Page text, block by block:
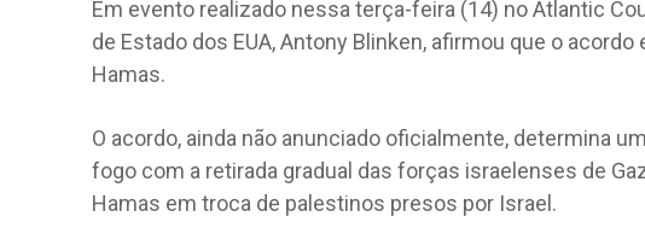
Em evento realizado nessa terça-feira (14) no Atlantic
de Estado dos EUA, Antony Blinken, afirmou que o
Hamas.
O acordo, ainda não anunciado oficialmente, determina
fogo com a retirada gradual das forças israelenses de
Hamas em troca de palestinos presos por Israel.